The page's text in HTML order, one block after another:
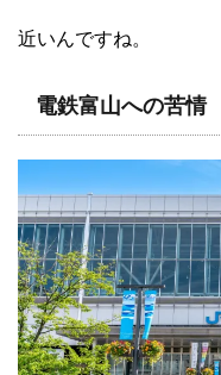
近いんですね。
電鉄富山への苦情